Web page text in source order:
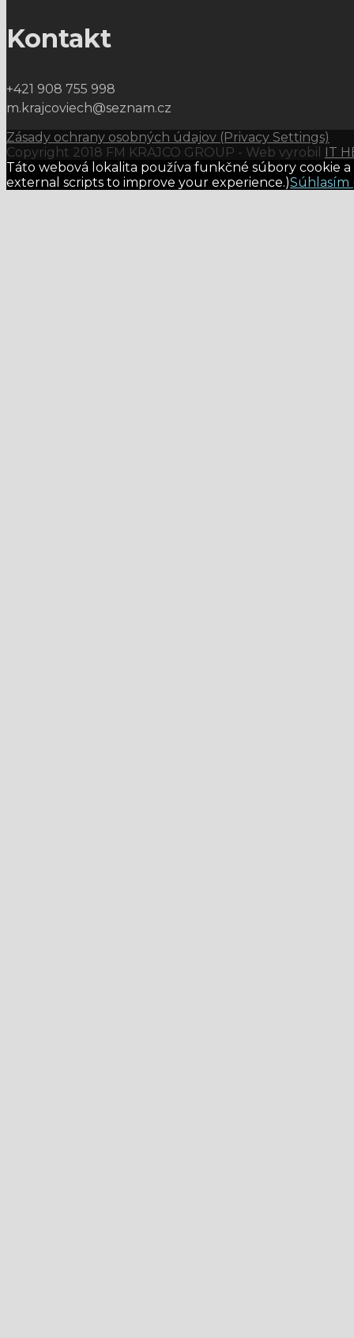
Kontakt
+421 908 755 998
m.krajcoviech@seznam.cz
Zásady ochrany osobných údajov (Privacy Settings)
Copyright 2018 FM KRAJCO GROUP - Web vyrobil
IT
Táto webová lokalita používa funkčné súbory cookie
external scripts to improve your experience.)Súhlasím